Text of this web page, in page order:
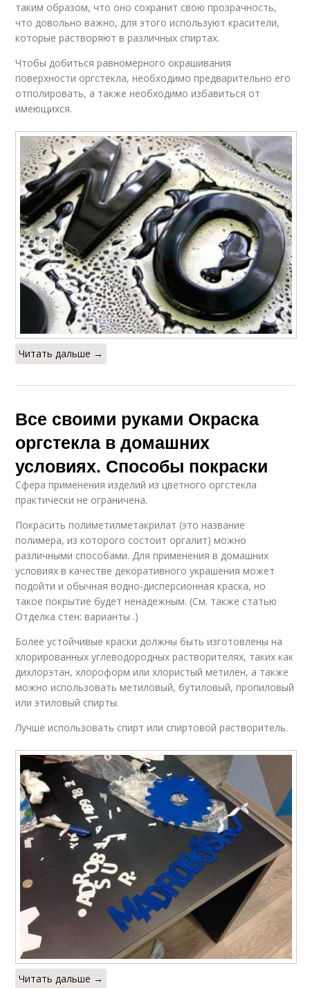
таким образом, что оно сохранит свою прозрачность,
что довольно важно, для этого используют красители,
которые растворяют в различных спиртах.
Чтобы добиться равномерного окрашивания
поверхности оргстекла, необходимо предварительно его
отполировать, а также необходимо избавиться от
имеющихся.
Читать дальше →
Все своими руками Окраска
оргстекла в домашних
условиях. Способы покраски
Сфера применения изделий из цветного оргстекла
практически не ограничена.
Покрасить полиметилметакрилат (это название
полимера, из которого состоит оргалит) можно
различными способами. Для применения в домашних
условиях в качестве декоративного украшения может
подойти и обычная водно-дисперсионная краска, но
такое покрытие будет ненадежным. (См. также статью
Отделка стен: варианты .)
Более устойчивые краски должны быть изготовлены на
хлорированных углеводородных растворителях, таких как
дихлорэтан, хлороформ или хлористый метилен, а также
можно использовать метиловый, бутиловый, пропиловый
или этиловый спирты.
Лучше использовать спирт или спиртовой растворитель.
Читать дальше →